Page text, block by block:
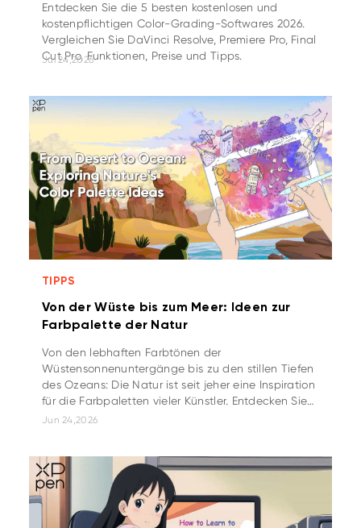
Entdecken Sie die 5 besten kostenlosen und
kostenpflichtigen Color-Grading-Softwares 2026.
Vergleichen Sie DaVinci Resolve, Premiere Pro, Final
Cut Pro, Funktionen, Preise und Tipps.
Jul 24,2026
TIPPS
Von der Wüste bis zum Meer: Ideen zur
Farbpalette der Natur
Von den lebhaften Farbtönen der
Wüstensonnenuntergänge bis zu den stillen Tiefen
des Ozeans: Die Natur ist seit jeher eine Inspiration
für die Farbpaletten vieler Künstler. Entdecken Sie
in unserem Ratgeber, wie Sie eine naturinspirierte
Jun 24,2026